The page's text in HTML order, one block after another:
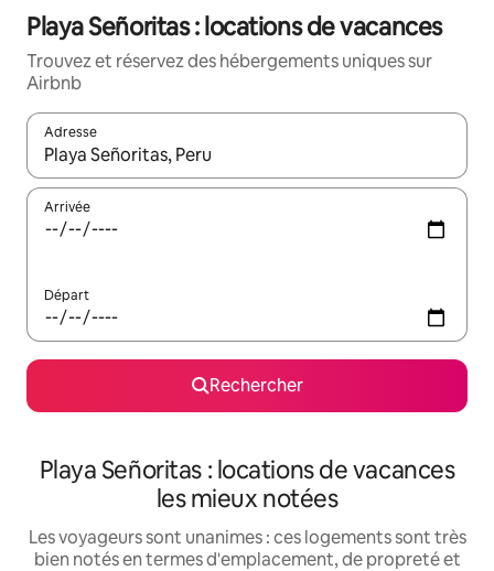
Playa Señoritas : locations de vacances
Trouvez et réservez des hébergements uniques sur
Airbnb
Adresse
Lorsque les résultats s'affichent, utilisez les flèches vers le
Arrivée
Départ
Rechercher
Playa Señoritas : locations de vacances
les mieux notées
Les voyageurs sont unanimes : ces logements sont très
bien notés en termes d'emplacement, de propreté et